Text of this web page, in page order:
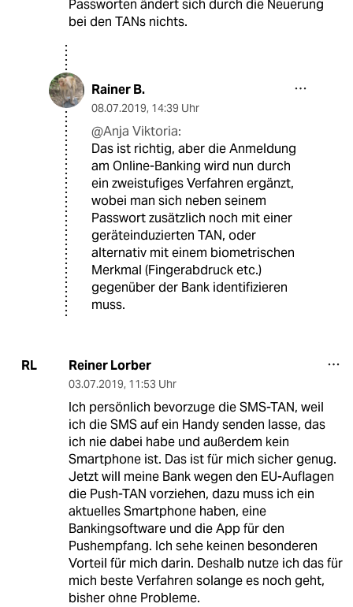
Passworten ändert sich durch die Neuerung
bei den TANs nichts.
Rainer B.
08.07.2019, 14:39 Uhr
@Anja Viktoria:
Das ist richtig, aber die Anmeldung
am Online-Banking wird nun durch
ein zweistufiges Verfahren ergänzt,
wobei man sich neben seinem
Passwort zusätzlich noch mit einer
geräteinduzierten TAN, oder
alternativ mit einem biometrischen
Merkmal (Fingerabdruck etc.)
gegenüber der Bank identifizieren
muss.
RL Reiner Lorber
03.07.2019, 11:53 Uhr
Ich persönlich bevorzuge die SMS-TAN, weil
ich die SMS auf ein Handy senden lasse, das
ich nie dabei habe und außerdem kein
Smartphone ist. Das ist für mich sicher genug.
Jetzt will meine Bank wegen den EU-Auflagen
die Push-TAN vorziehen, dazu muss ich ein
aktuelles Smartphone haben, eine
Bankingsoftware und die App für den
Pushempfang. Ich sehe keinen besonderen
Vorteil für mich darin. Deshalb nutze ich das für
mich beste Verfahren solange es noch geht,
bisher ohne Probleme.